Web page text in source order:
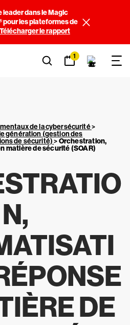
leader dans le Magic
les plateformes de
Télécharger le rapport
1
de la cybersécurité>
génération (gestion des
de sécurité)>Orchestration,
matière de sécurité (SOAR)
N,
DE